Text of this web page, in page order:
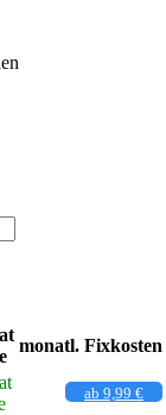
monatl. Fixkosten
ab 9,99 €